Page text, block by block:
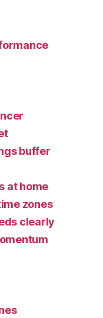
buffer
at home
zones
clearly